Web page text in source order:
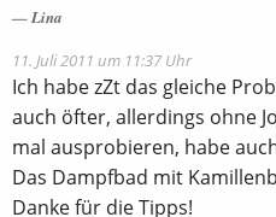
Lina
11. Juli 2011 um 11:37 Uhr
Ich habe zZt das gleiche
auch öfter, allerdings ohne
mal ausprobieren, habe
Das Dampfbad mit
Danke für die Tipps!